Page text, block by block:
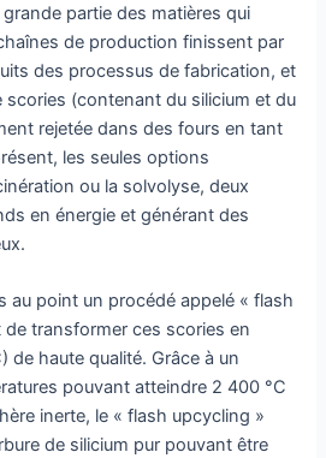
partie des matières qui
de production finissent par
des processus de fabrication, et
scories (contenant du silicium et du
rejetée dans des fours en tant
les seules options
ou la solvolyse, deux
en énergie et générant des
au point un procédé appelé « flash
transformer ces scories en
de haute qualité. Grâce à un
pouvant atteindre 2 400 °C
inerte, le « flash upcycling »
de silicium pur pouvant être